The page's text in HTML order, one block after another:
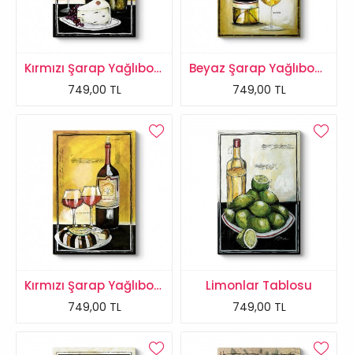
Kırmızı Şarap Yağlıboya 2 Tablo
749,00 TL
Beyaz Şarap Yağlıboya Tablo
749,00 TL
Kırmızı Şarap Yağlıboya Tablo
749,00 TL
Limonlar Tablosu
749,00 TL